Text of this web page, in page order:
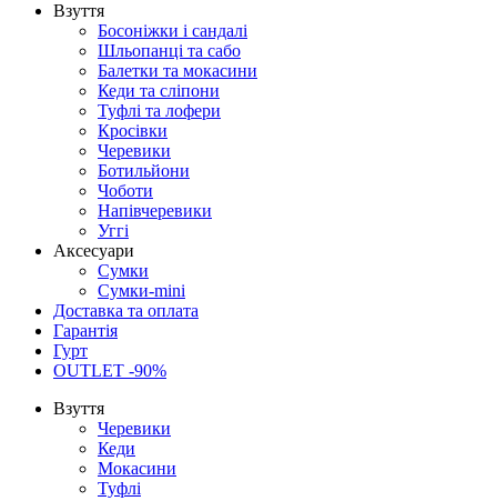
Взуття
Босоніжки і сандалі
Шльопанці та сабо
Балетки та мокасини
Кеди та сліпони
Туфлі та лофери
Кросівки
Черевики
Ботильйони
Чоботи
Напівчеревики
Уггі
Аксесуари
Сумки
Сумки-mini
Доставка та оплата
Гарантія
Гурт
OUTLET -90%
Взуття
Черевики
Кеди
Мокасини
Туфлі